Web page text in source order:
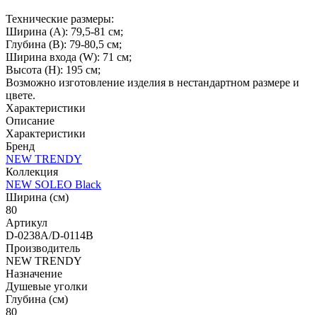
Технические размеры:
Ширина (A): 79,5-81 см;
Глубина (B): 79-80,5 см;
Ширина входа (W): 71 см;
Высота (H): 195 см;
Возможно изготовление изделия в нестандартном размере и
цвете.
Характеристики
Описание
Характеристики
Бренд
NEW TRENDY
Коллекция
NEW SOLEO Black
Ширина (см)
80
Артикул
D-0238A/D-0114B
Производитель
NEW TRENDY
Назначение
Душевые уголки
Глубина (см)
80